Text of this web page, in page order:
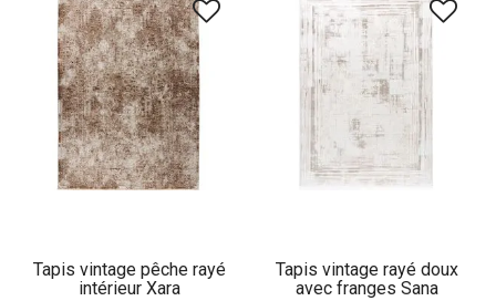
Tapis vintage pêche rayé
intérieur Xara
Tapis vintage rayé doux
avec franges Sana